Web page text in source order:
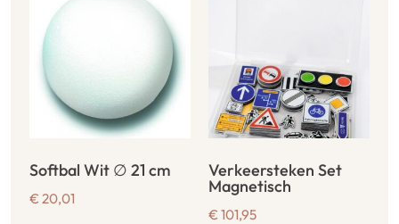
Softbal Wit ∅ 21 cm
€ 20,01
Verkeersteken Set
Magnetisch
€ 101,95